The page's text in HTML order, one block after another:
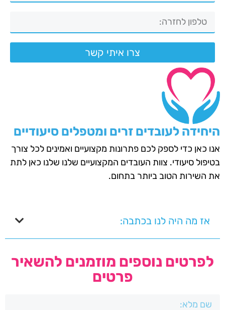
צרו איתי קשר
היחידה לעובדים זרים ומטפלים סיעודיים
אנו כאן כדי לספק לכם פתרונות מקצועיים ואמינים לכל צורך
בטיפול סיעודי. צוות העובדים המקצועיים שלנו שלנו כאן לתת
את השירות הטוב ביותר בתחום.
אז מה היה לנו בכתבה:
לפרטים נוספים מוזמנים להשאיר
פרטים